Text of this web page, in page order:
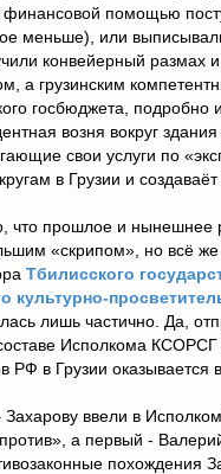
финансовой помощью
меньше), или
конвейерный размах
а грузинским
госбюджета,
возня вокруг
свои услуги по
в Грузии и
прошлое и нынешнее
«скрипом», но всё
Тбилисского
культурно-
лишь частично. Да,
Исполкома
РФ в Грузии оказывается
ввели в
а первый -
похождения